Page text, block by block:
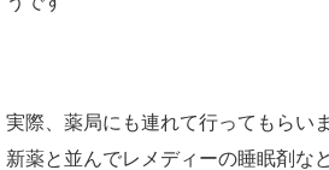
実際、薬局にも連れて行ってもらい
新薬と並んでレメディーの睡眠剤な